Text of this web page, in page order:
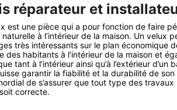
réparateur et
est une pièce qui a pour fonction de faire
naturelle à l’intérieur de la maison. Un velux
très intéressants sur le plan économique
des habitants à l’intérieur de la maison et
tant à l’intérieur ainsi qu’à l’extérieur d’un
garantir la fiabilité et la durabilité de
de s’assurer que tout type des
correcte.